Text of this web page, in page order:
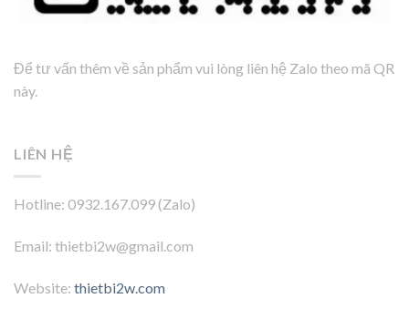
Để tư vấn thêm về sản phẩm vui lòng liên hệ Zalo theo mã QR
này.
LIÊN HỆ
Hotline: 0932.167.099 (Zalo)
Email: thietbi2w@gmail.com
Website: thietbi2w.com